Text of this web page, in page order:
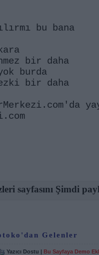
bu bana
bir daha
burda
bir daha
sayfasını Şimdi
Gelenler
Yazıcı Dostu | Bu Sayfaya Demo